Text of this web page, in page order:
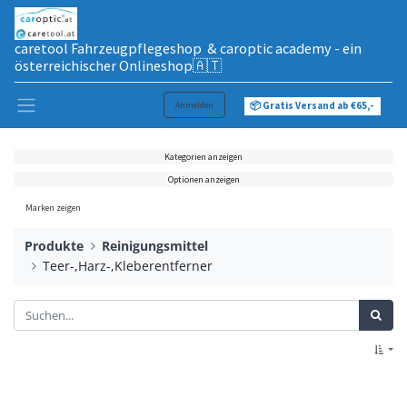
caretool Fahrzeugpflegeshop & caroptic academy - ein
österreichischer Onlineshop🇦🇹
Anmelden 📦 Gratis Versand ab €65,-
Kategorien anzeigen
Optionen anzeigen
Marken zeigen
Produkte
Reinigungsmittel
Teer-,Harz-,Kleberentferner